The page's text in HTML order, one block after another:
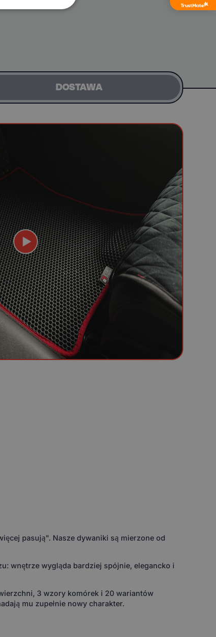
DOSTAWA
pasują". Nasze dywaniki są mierzone od
wnętrze wygląda bardziej spójnie, elegancko i
3 wzory komórek i 20 wariantów
mu zupełnie nowy charakter.